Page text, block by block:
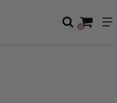
0